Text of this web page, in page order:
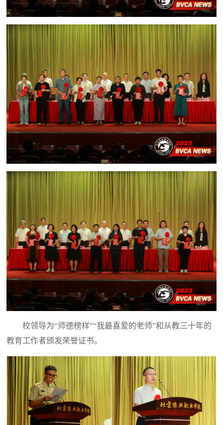
校领导为“师德榜样”“我最喜爱的老师”和从教三十年的
教育工作者颁发荣誉证书。